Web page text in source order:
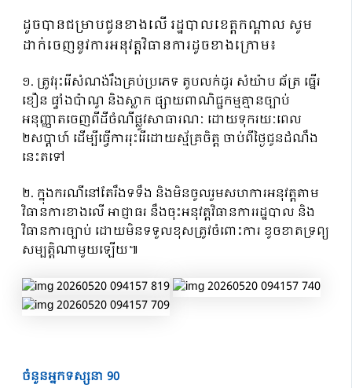
ដួចបានជម្រាបជូនខាងលើ រដ្ឋបាលខេត្តកណ្តាល សូម
ដាក់ចេញនូវការអនុវត្តវិធានការដូចខាងក្រោម៖
១. ត្រូវរុះរើសំណង់រឹងគ្រប់ប្រភេទ តូបលក់ដូរ សំយ៉ាប ឆ័ត្រ ធ្នើរ
ខឿន ផ្ទាំងប៉ាណូ និងស្លាក ផ្សាយពាណិជ្ជកម្មគ្មានច្បាប់
អនុញ្ញាតចេញពីដីចំណីផ្លូវសាធារណៈ ដោយទុករយៈពេល
២សប្តាហ៍ ដើម្បីធ្វើការរុះរើដោយស្ម័គ្រចិត្ត ចាប់ពីថ្ងៃជូនដំណឹង
នេះតទៅ
២. ក្នុងករណីនៅតែរឹងទទឹង និងមិនចូលរួមសហការអនុវត្តតាម
វិធានការខាងលើ អាជ្ញាធរ នឹងចុះអនុវត្តវិធានការរដ្ឋបាល និង
វិធានការច្បាប់ ដោយមិនទទួលខុសត្រូវចំពោះការ ខូចខាតទ្រព្យ
សម្បត្តិណាមួយឡើយ៕
ចំនួនអ្នកទស្សនា 90